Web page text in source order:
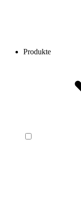
Produkte